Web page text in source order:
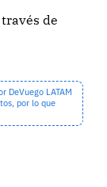
de
DeVuego LATAM
por lo que